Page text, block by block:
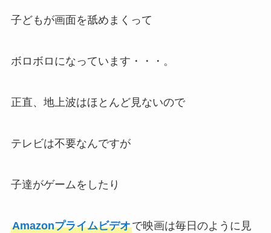
子どもが画面を舐めまくって
ボロボロになっています・・・。
正直、地上波はほとんど見ないので
テレビは不要なんですが
子達がゲームをしたり
Amazonプライムビデオで映画は毎日のように見